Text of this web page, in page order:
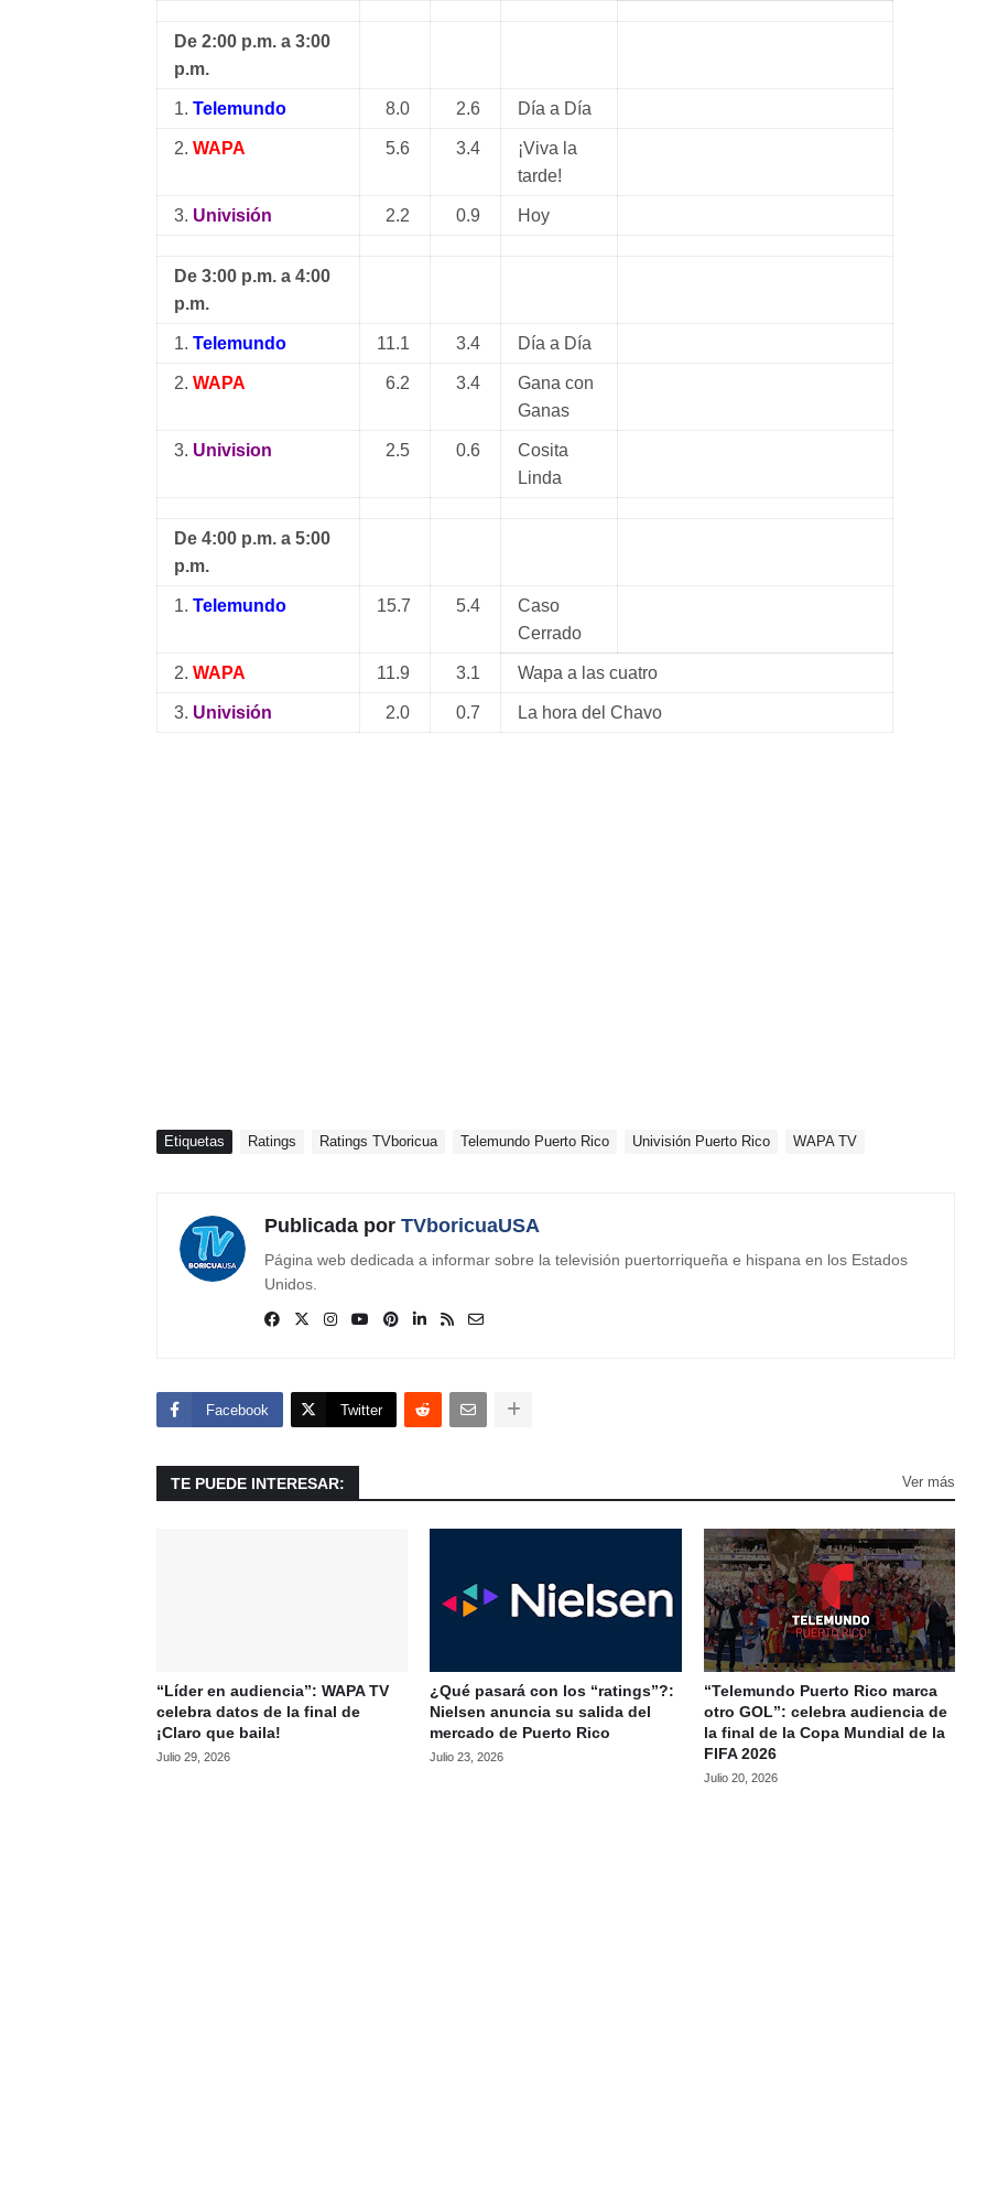
De 2:00 p.m. a 3:00
p.m.
1. Telemundo 8.0 2.6 Día a Día
2. WAPA 5.6 3.4
¡Viva la
tarde!
3. Univisión 2.2 0.9 Hoy
De 3:00 p.m. a 4:00
p.m.
1. Telemundo 11.1 3.4 Día a Día
2. WAPA 6.2 3.4
Gana con
Ganas
3. Univision 2.5 0.6
Cosita
Linda
De 4:00 p.m. a 5:00
p.m.
1. Telemundo 15.7 5.4
Caso
Cerrado
2. WAPA 11.9 3.1 Wapa a las cuatro
3. Univisión 2.0 0.7 La hora del Chavo
Etiquetas Ratings Ratings TVboricua Telemundo Puerto Rico Univisión Puerto Rico WAPA TV
Publicada por TVboricuaUSA
Página web dedicada a informar sobre la televisión puertorriqueña e hispana en los Estados
Unidos.
Facebook Twitter
TE PUEDE INTERESAR: Ver más
“Líder en audiencia”: WAPA TV
celebra datos de la final de
¡Claro que baila!
Julio 29, 2026
¿Qué pasará con los “ratings”?:
Nielsen anuncia su salida del
mercado de Puerto Rico
Julio 23, 2026
“Telemundo Puerto Rico marca
otro GOL”: celebra audiencia de
la final de la Copa Mundial de la
FIFA 2026
Julio 20, 2026